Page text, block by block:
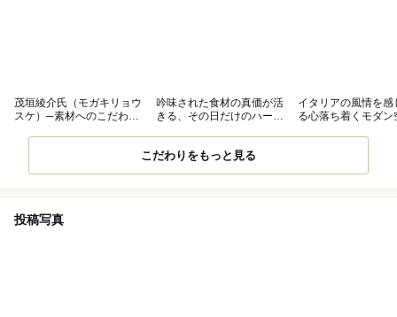
茂垣綾介氏（モガキリョウ
スケ）─素材へのこだわり
吟味された食材の真価が活
きる、その日だけのハーモ
イタリアの風情を感
る心落ち着くモダン
こだわりをもっと見る
投稿写真